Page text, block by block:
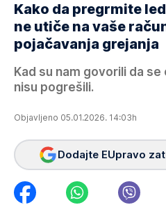
Kako da pregrmite
ne utiče na vaše
pojačavanja grejanja
Kad su nam govorili da
nisu pogrešili.
Objavljeno 05.01.2026. 14:03h
Dodajte EUpravo